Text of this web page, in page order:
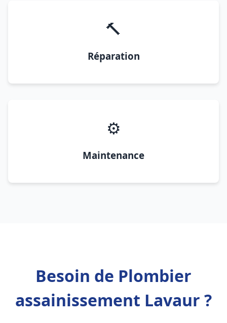
🔨
Réparation
⚙️
Maintenance
Besoin de Plombier
assainissement Lavaur ?